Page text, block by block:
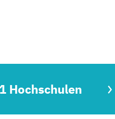
1 Hochschulen